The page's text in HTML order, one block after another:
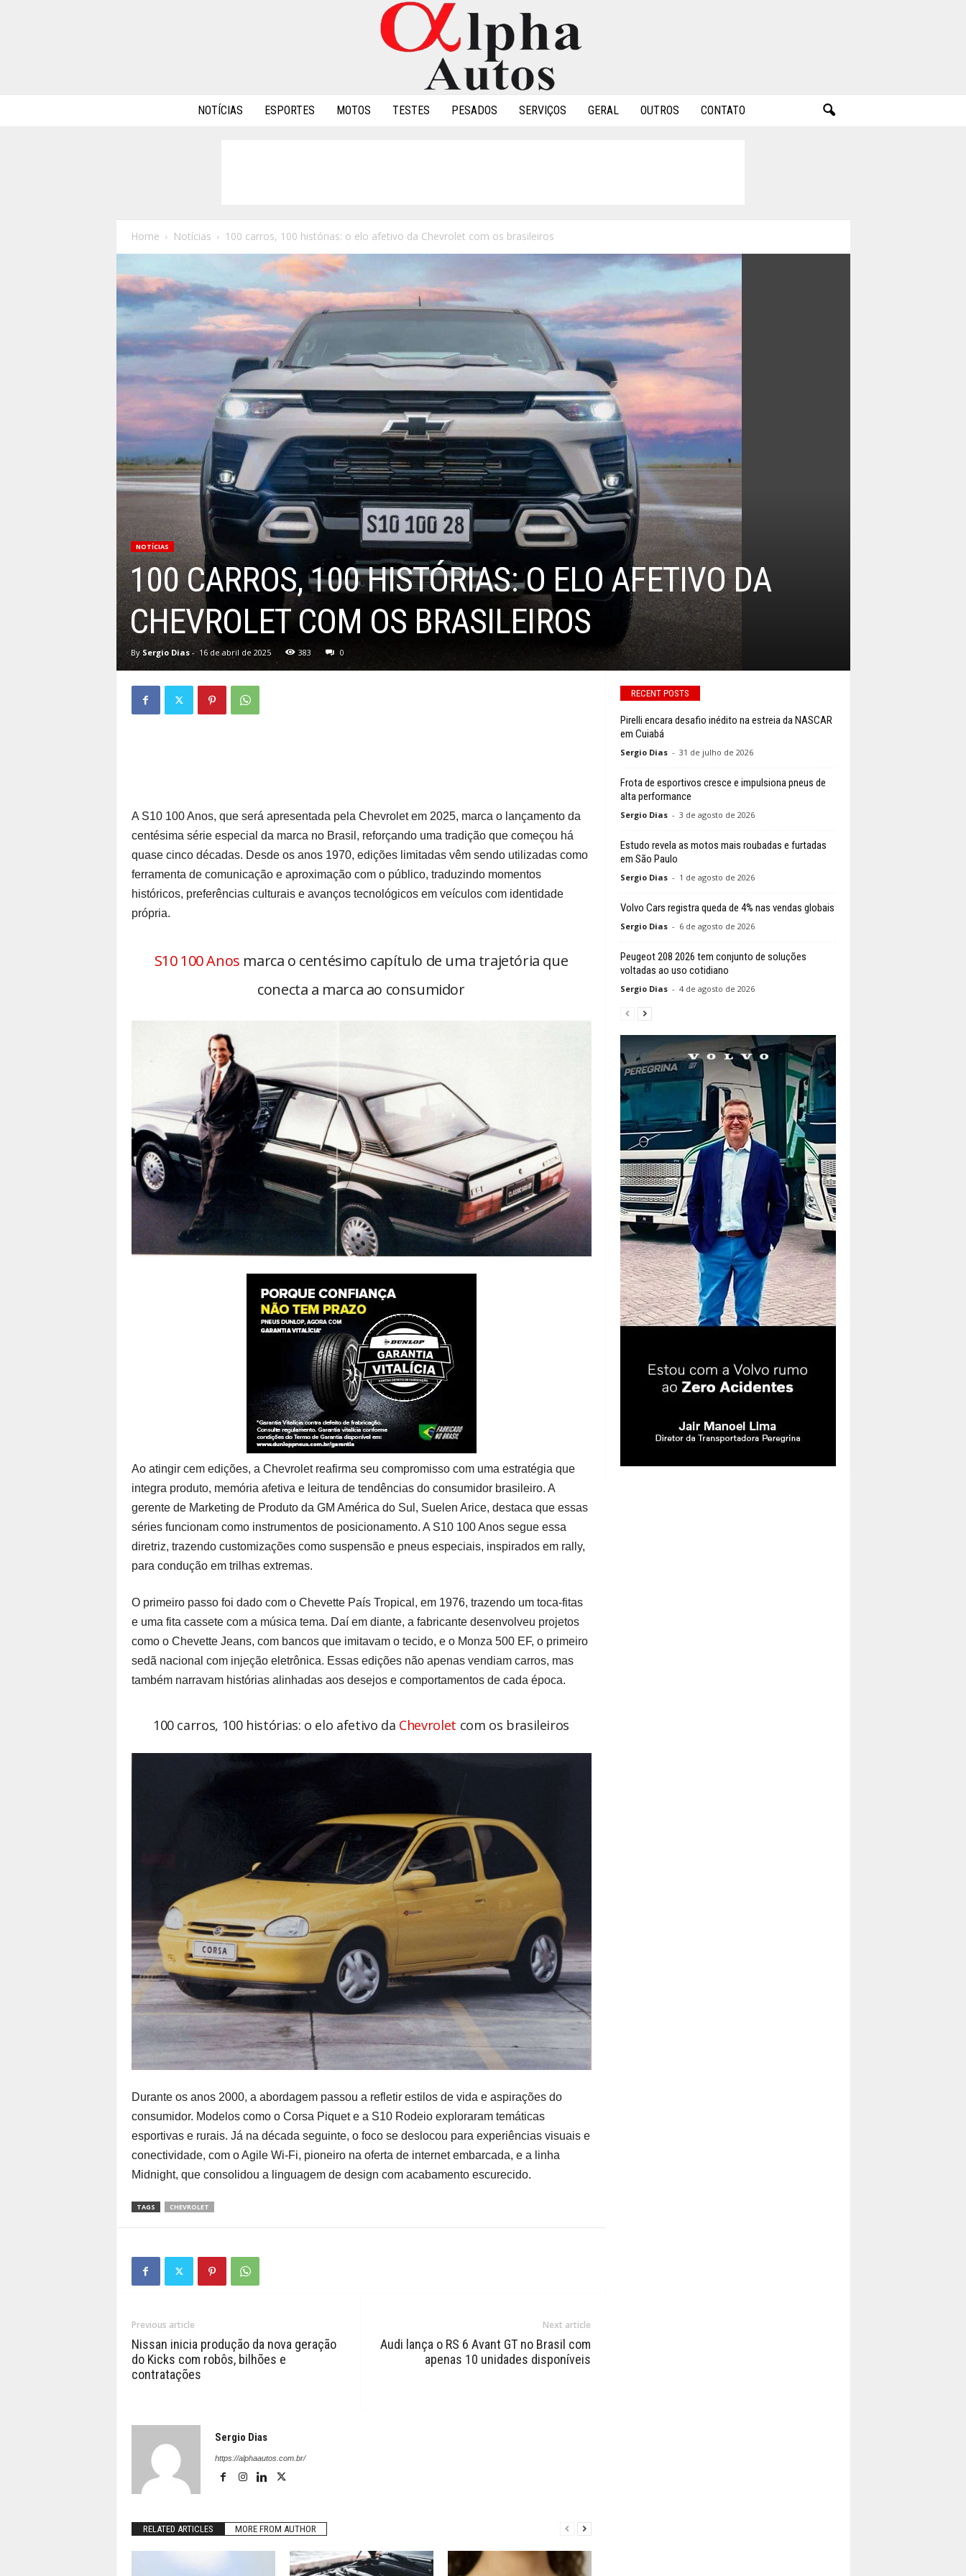
NOTÍCIAS ESPORTES MOTOS TESTES PESADOS SERVIÇOS GERAL OUTROS CONTATO
Home Notícias 100 carros, 100 histórias: o elo afetivo da Chevrolet com os brasileiros
NOTÍCIAS
100 CARROS, 100 HISTÓRIAS: O ELO AFETIVO DA
CHEVROLET COM OS BRASILEIROS
By Sergio Dias- 16 de abril de 2025 383 0
A S10 100 Anos, que será apresentada pela Chevrolet em 2025, marca o lançamento da
centésima série especial da marca no Brasil, reforçando uma tradição que começou há
quase cinco décadas. Desde os anos 1970, edições limitadas vêm sendo utilizadas como
ferramenta de comunicação e aproximação com o público, traduzindo momentos
históricos, preferências culturais e avanços tecnológicos em veículos com identidade
própria.
S10 100 Anos marca o centésimo capítulo de uma trajetória que
conecta a marca ao consumidor
Ao atingir cem edições, a Chevrolet reafirma seu compromisso com uma estratégia que
integra produto, memória afetiva e leitura de tendências do consumidor brasileiro. A
gerente de Marketing de Produto da GM América do Sul, Suelen Arice, destaca que essas
séries funcionam como instrumentos de posicionamento. A S10 100 Anos segue essa
diretriz, trazendo customizações como suspensão e pneus especiais, inspirados em rally,
para condução em trilhas extremas.
O primeiro passo foi dado com o Chevette País Tropical, em 1976, trazendo um toca-fitas
e uma fita cassete com a música tema. Daí em diante, a fabricante desenvolveu projetos
como o Chevette Jeans, com bancos que imitavam o tecido, e o Monza 500 EF, o primeiro
sedã nacional com injeção eletrônica. Essas edições não apenas vendiam carros, mas
também narravam histórias alinhadas aos desejos e comportamentos de cada época.
100 carros, 100 histórias: o elo afetivo da Chevrolet com os brasileiros
Durante os anos 2000, a abordagem passou a refletir estilos de vida e aspirações do
consumidor. Modelos como o Corsa Piquet e a S10 Rodeio exploraram temáticas
esportivas e rurais. Já na década seguinte, o foco se deslocou para experiências visuais e
conectividade, com o Agile Wi-Fi, pioneiro na oferta de internet embarcada, e a linha
Midnight, que consolidou a linguagem de design com acabamento escurecido.
TAGS CHEVROLET
Previous article
Nissan inicia produção da nova geração
do Kicks com robôs, bilhões e
contratações
Next article
Audi lança o RS 6 Avant GT no Brasil com
apenas 10 unidades disponíveis
Sergio Dias
https://alphaautos.com.br/
RELATED ARTICLES MORE FROM AUTHOR
RECENT POSTS
Pirelli encara desafio inédito na estreia da NASCAR
em Cuiabá
Sergio Dias - 31 de julho de 2026
Frota de esportivos cresce e impulsiona pneus de
alta performance
Sergio Dias - 3 de agosto de 2026
Estudo revela as motos mais roubadas e furtadas
em São Paulo
Sergio Dias - 1 de agosto de 2026
Volvo Cars registra queda de 4% nas vendas globais
Sergio Dias - 6 de agosto de 2026
Peugeot 208 2026 tem conjunto de soluções
voltadas ao uso cotidiano
Sergio Dias - 4 de agosto de 2026